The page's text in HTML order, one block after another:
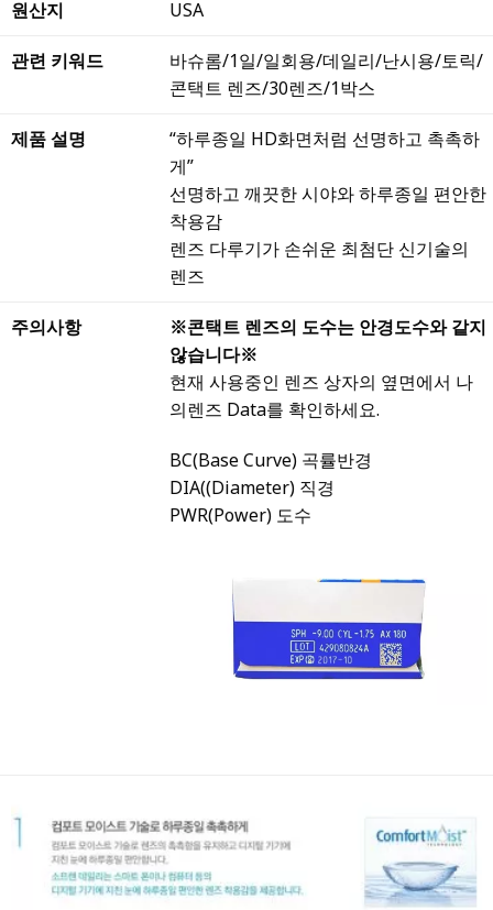
원산지 USA
관련 키워드
바슈롬/1일/일회용/데일리/난시용/토릭/
콘택트 렌즈/30렌즈/1박스
제품 설명
“하루종일 HD화면처럼 선명하고 촉촉하
게”
선명하고 깨끗한 시야와 하루종일 편안한
착용감
렌즈 다루기가 손쉬운 최첨단 신기술의
렌즈
주의사항
※콘택트 렌즈의 도수는 안경도수와 같지
않습니다※
현재 사용중인 렌즈 상자의 옆면에서 나
의렌즈 Data를 확인하세요.
BC(Base Curve) 곡률반경
DIA((Diameter) 직경
PWR(Power) 도수